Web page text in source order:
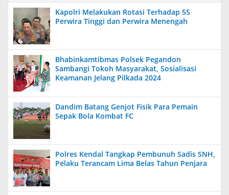
Kapolri Melakukan Rotasi Terhadap 55
Perwira Tinggi dan Perwira Menengah
Bhabinkamtibmas Polsek Pegandon
Sambangi Tokoh Masyarakat, Sosialisasi
Keamanan Jelang Pilkada 2024
Dandim Batang Genjot Fisik Para Pemain
Sepak Bola Kombat FC
Polres Kendal Tangkap Pembunuh Sadis SNH,
Pelaku Terancam Lima Belas Tahun Penjara